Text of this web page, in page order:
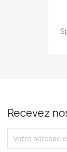
Recevez